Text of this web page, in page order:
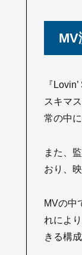
『
スキマ
常の中
また、
おり、
MVの中
れによ
きる構